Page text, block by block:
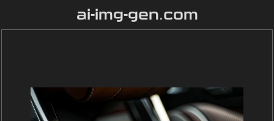
ai-img-gen.com